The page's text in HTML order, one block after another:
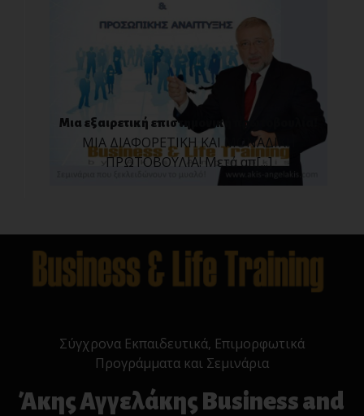
Μια εξαιρετική επιστημονική πρωτοβουλία!
MIA ΔΙΑΦΟΡΕΤΙΚΗ ΚΑΙ ΜΟΝΑΔΙΚΗ
ΠΡΩΤΟΒΟΥΛΙΑ! Μετά απ[...]
Σύγχρονα Εκπαιδευτικά, Επιμορφωτικά
Προγράμματα και Σεμινάρια
Άκης Αγγελάκης Business and